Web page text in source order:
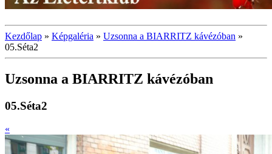
Kezdőlap » Képgaléria » Uzsonna a BIARRITZ kávézóban »
05.Séta2
Uzsonna a BIARRITZ kávézóban
05.Séta2
«